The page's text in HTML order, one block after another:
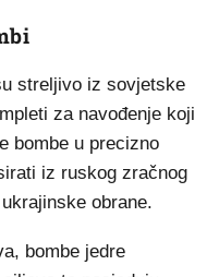
streljivo iz sovjetske
za navođenje koji
bombe u precizno
iz ruskog zračnog
obrane.
bombe jedre